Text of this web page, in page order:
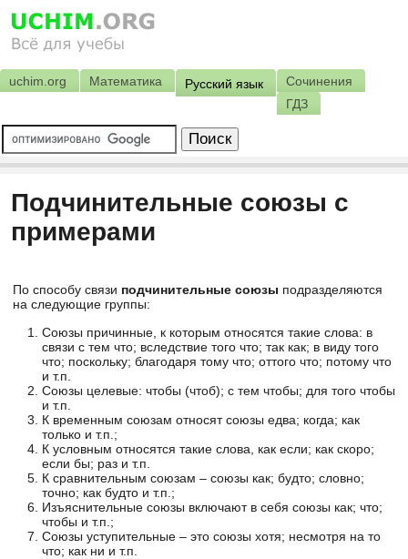
uchim.org Математика Русский язык
Сочинения
ГДЗ
Подчинительные союзы с
примерами
По способу связи подчинительные союзы подразделяются
на следующие группы:
Союзы причинные, к которым относятся такие слова: в
связи с тем что; вследствие того что; так как; в виду того
что; поскольку; благодаря тому что; оттого что; потому что
и т.п.
Союзы целевые: чтобы (чтоб); с тем чтобы; для того чтобы
и т.п.
К временным союзам относят союзы едва; когда; как
только и т.п.;
К условным относятся такие слова, как если; как скоро;
если бы; раз и т.п.
К сравнительным союзам – союзы как; будто; словно;
точно; как будто и т.п.;
Изъяснительные союзы включают в себя союзы как; что;
чтобы и т.п.;
Союзы уступительные – это союзы хотя; несмотря на то
что; как ни и т.п.